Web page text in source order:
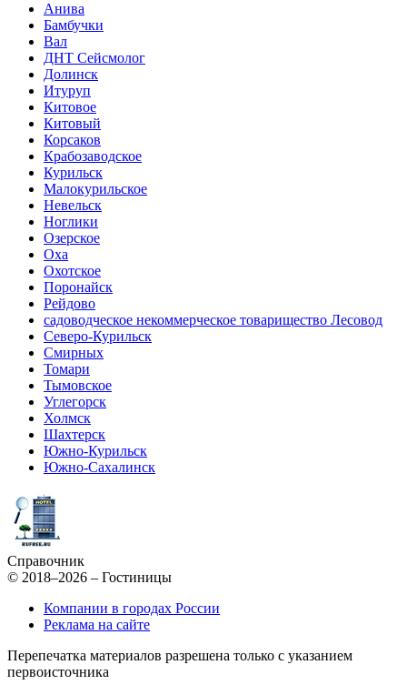
Анива
Бамбучки
Вал
ДНТ Сейсмолог
Долинск
Итуруп
Китовое
Китовый
Корсаков
Крабозаводское
Курильск
Малокурильское
Невельск
Ноглики
Озерское
Оха
Охотское
Поронайск
Рейдово
садоводческое некоммерческое товарищество Лесовод
Северо-Курильск
Смирных
Томари
Тымовское
Углегорск
Холмск
Шахтерск
Южно-Курильск
Южно-Сахалинск
Справочник
© 2018–2026 – Гостиницы
Компании в городах России
Реклама на сайте
Перепечатка материалов разрешена только с указанием
первоисточника